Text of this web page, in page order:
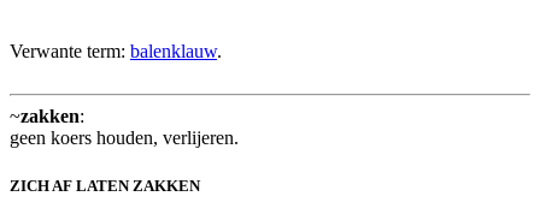
Verwante term: balenklauw.
~zakken:
geen koers houden, verlijeren.
ZICH AF LATEN ZAKKEN